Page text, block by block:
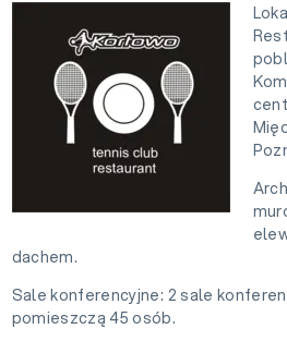
dachem.
Sale konferencyjne: 2 sale
pomieszczą 45 osób.